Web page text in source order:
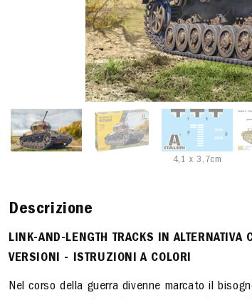
4,1 x 3,7cm
Descrizione
LINK-AND-LENGTH TRACKS IN ALTERNATIVA
VERSIONI - ISTRUZIONI A COLORI
Nel corso della guerra divenne marcato il